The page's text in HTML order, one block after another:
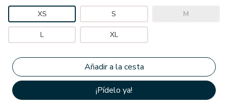
XS S M
L XL
¡Pídelo ya!